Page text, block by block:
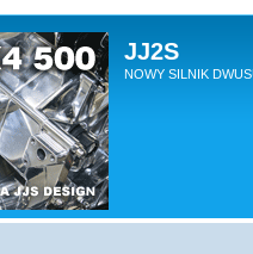
JJ2S
NOWY SILNIK